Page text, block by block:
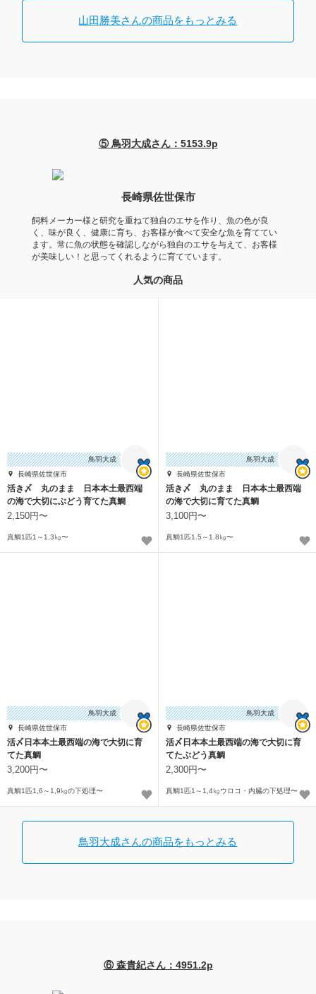
山田勝美さんの商品をもっとみる
⑤ 鳥羽大成さん：5153.9p
長崎県佐世保市
飼料メーカー様と研究を重ねて独自のエサを作り、魚の色が良
く、味が良く、健康に育ち、お客様が食べて安全な魚を育ててい
ます。常に魚の状態を確認しながら独自のエサを与えて、お客様
が美味しい！と思ってくれるように育てています。
人気の商品
鳥羽大成
長崎県佐世保市
活き〆 丸のまま 日本本土最西端
の海で大切にぶどう育てた真鯛
2,150円〜
真鯛1匹1～1,3㎏〜
鳥羽大成
長崎県佐世保市
活き〆 丸のまま 日本本土最西端
の海で大切に育てた真鯛
3,100円〜
真鯛1匹1.5～1.8㎏〜
鳥羽大成
長崎県佐世保市
活〆日本本土最西端の海で大切に育
てた真鯛
3,200円〜
真鯛1匹1,6～1,9㎏の下処理〜
鳥羽大成
長崎県佐世保市
活〆日本本土最西端の海で大切に育
てたぶどう真鯛
2,300円〜
真鯛1匹1～1,4㎏ウロコ・内臓の下処理〜
鳥羽大成さんの商品をもっとみる
⑥ 森貴紀さん：4951.2p